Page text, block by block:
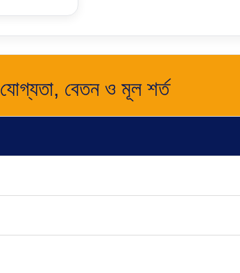
যোগ্যতা, বেতন ও মূল শর্ত